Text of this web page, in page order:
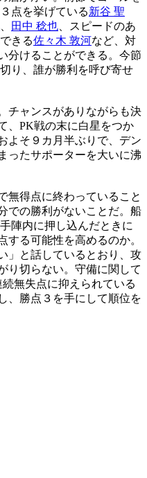
点を挙げている新谷 聖
田中 稔也 、スピードのあ
きる佐々木 敦河など、対
分けることができる。今節
り、誰が勝利を呼び寄せ
チャンスがありながらも決
、PK戦の末に白星をつか
よそ９カ月半ぶりで、デン
ったサポーターを大いに沸
無得点に終わっていること
での勝利がないことだ。船
陣内に押し込んだときに
する可能性を高めるのか。
」と話しているとおり、攻
り切らない。守備に関して
無失点に抑えられている
、勝点３を手にして順位を